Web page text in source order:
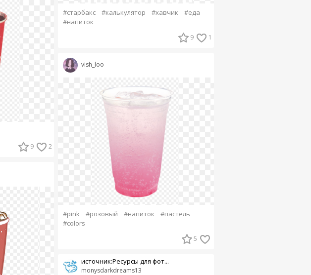
9 2
#старбакс #калькулятор #хавчик
#еда
#напиток
9 1
vish_loo
#pink #розовый #напиток
#пастель
#colors
5
monysdarkdreams13
источник:Ресурсы для фот...